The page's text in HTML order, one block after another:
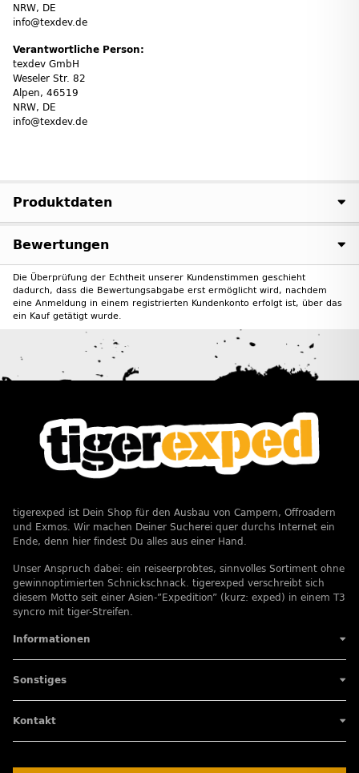
NRW, DE
info@texdev.de
Verantwortliche Person:
texdev GmbH
Weseler Str. 82
Alpen, 46519
NRW, DE
info@texdev.de
Produktdaten
Bewertungen
Die Überprüfung der Echtheit unserer Kundenstimmen geschieht
dadurch, dass die Bewertungsabgabe erst ermöglicht wird, nachdem
eine Anmeldung in einem registrierten Kundenkonto erfolgt ist, über das
ein Kauf getätigt wurde.
tigerexped ist Dein Shop für den Ausbau von Campern, Offroadern
und Exmos. Wir machen Deiner Sucherei quer durchs Internet ein
Ende, denn hier findest Du alles aus einer Hand.
Unser Anspruch dabei: ein reiseerprobtes, sinnvolles Sortiment ohne
gewinnoptimierten Schnickschnack. tigerexped verschreibt sich
diesem Motto seit einer Asien-”Expedition” (kurz: exped) in einem T3
syncro mit tiger-Streifen.
Informationen
Sonstiges
Kontakt